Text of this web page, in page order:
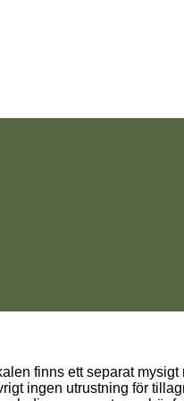
finns ett separat
ingen utrustning för